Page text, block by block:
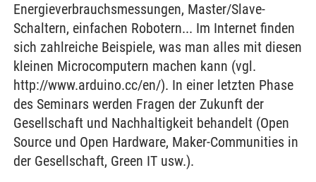
Energieverbrauchsmessungen, Master/Slave-
Schaltern, einfachen Robotern... Im Internet finden
sich zahlreiche Beispiele, was man alles mit diesen
kleinen Microcomputern machen kann (vgl.
http://www.arduino.cc/en/). In einer letzten Phase
des Seminars werden Fragen der Zukunft der
Gesellschaft und Nachhaltigkeit behandelt (Open
Source und Open Hardware, Maker-Communities in
der Gesellschaft, Green IT usw.).